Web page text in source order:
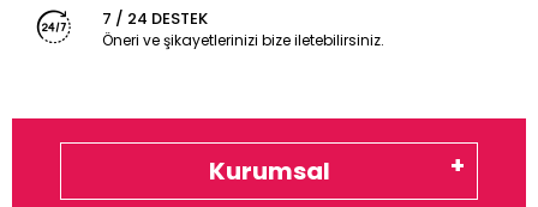
7 / 24 DESTEK
Öneri ve şikayetlerinizi bize iletebilirsiniz.
Kurumsal